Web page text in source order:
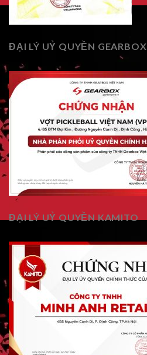
ĐẠI LÝ UỶ QUYỀN GEARBOX
ĐẠI LÝ UỶ QUYỀN KAMITO